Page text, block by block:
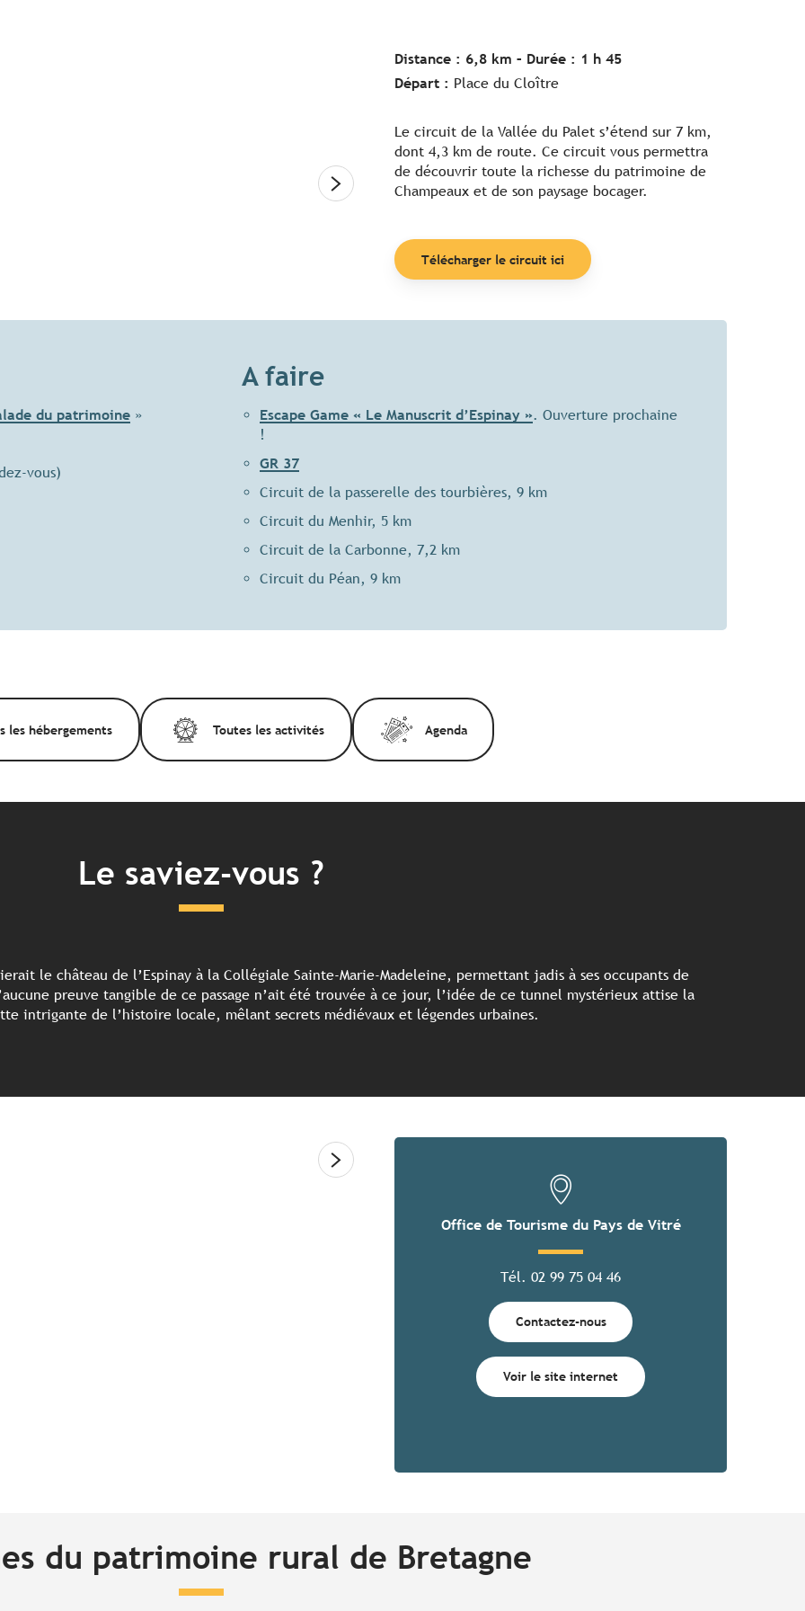
Distance : 6,8 km – Durée : 1 h 45
Départ : Place du Cloître
Le circuit de la Vallée du Palet s’étend sur 7 km,
dont 4,3 km de route. Ce circuit vous permettra
de découvrir toute la richesse du patrimoine de
Champeaux et de son paysage bocager.
Télécharger le circuit ici
du patrimoine »
vous)
A faire
Escape Game « Le Manuscrit d’Espinay ». Ouverture prochaine
!
GR 37
Circuit de la passerelle des tourbières, 9 km
Circuit du Menhir, 5 km
Circuit de la Carbonne, 7,2 km
Circuit du Péan, 9 km
les hébergements Toutes les activités Agenda
Le saviez-vous ?
le château de l’Espinay à la Collégiale Sainte-Marie-Madeleine, permettant jadis à ses occupants de
preuve tangible de ce passage n’ait été trouvée à ce jour, l’idée de ce tunnel mystérieux attise la
intrigante de l’histoire locale, mêlant secrets médiévaux et légendes urbaines.
Office de Tourisme du Pays de Vitré
Tél. 02 99 75 04 46
Contactez-nous
Voir le site internet
du patrimoine rural de Bretagne